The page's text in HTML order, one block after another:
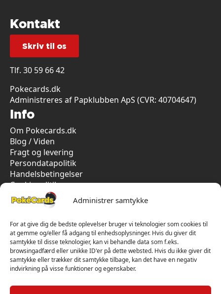
Administrer samtykke
For at give dig de bedste oplevelser bruger vi teknologier som cookies til
at gemme og/eller få adgang til enhedsoplysninger. Hvis du giver dit
samtykke til disse teknologier, kan vi behandle data som f.eks.
browsingadfærd eller unikke ID'er på dette websted. Hvis du ikke giver dit
samtykke eller trækker dit samtykke tilbage, kan det have en negativ
indvirkning på visse funktioner og egenskaber.
Kontakt
Skriv til os
Tlf. 30 59 66 42
Pokecards.dk
Administreres af Papklubben ApS (CVR: 40704647)
Info
Om Pokecards.dk
Blog / Viden
Fragt og levering
Persondatapolitik
Handelsbetingelser
Cookiepolitik
Vi har kun 5-stjernet anmeldelser på Trustpilot